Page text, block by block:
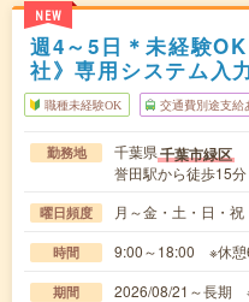
NEW
週4～5日＊未経験
社》専用システム入
職種未経験OK 交通費別途支給
勤務地 千葉県千葉市緑区
誉田駅から徒歩15分
曜日頻度 月～金・土・日・
時間 9:00～18:00 ※休憩
期間 2026/08/21～長期